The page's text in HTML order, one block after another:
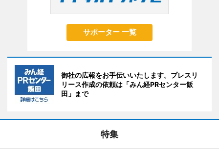
サポーター 一覧
御社の広報をお手伝いいたします。プレスリ
リース作成の依頼は「みん経PRセンター飯
田」まで
特集